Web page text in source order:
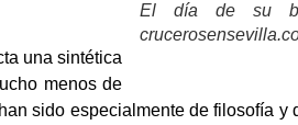
El día de su
una sintética
menos de
sido especialmente de filosofía y